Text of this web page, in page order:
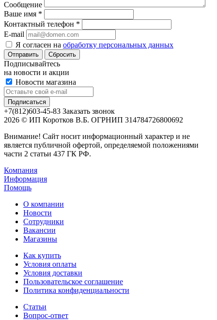
Сообщение
Ваше имя *
Контактный телефон *
E-mail
Я согласен на обработку персональных данных
Сбросить
Подписывайтесь
на новости и акции
Новости магазина
+7(812)603-45-83 Заказать звонок
2026 © ИП Коротков В.Б. ОГРНИП 314784726800692
Внимание! Сайт носит информационный характер и не
является публичной офертой, определяемой положениями
части 2 статьи 437 ГК РФ.
Компания
Информация
Помощь
О компании
Новости
Сотрудники
Вакансии
Магазины
Как купить
Условия оплаты
Условия доставки
Пользовательское соглашение
Политика конфиденциальности
Статьи
Вопрос-ответ